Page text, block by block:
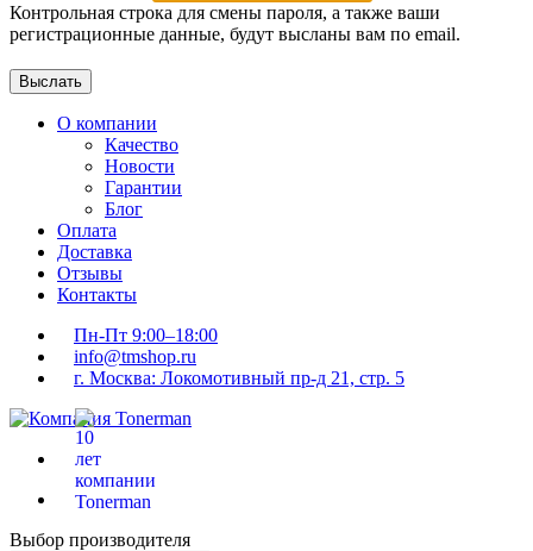
Контрольная строка для смены пароля, а также ваши
регистрационные данные, будут высланы вам по email.
О компании
Качество
Новости
Гарантии
Блог
Оплата
Доставка
Отзывы
Контакты
Пн-Пт 9:00–18:00
info@tmshop.ru
г. Москва: Локомотивный пр-д 21, стр. 5
Выбор производителя